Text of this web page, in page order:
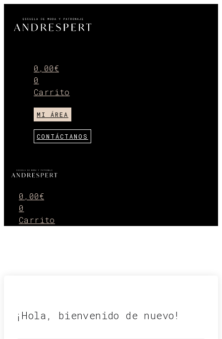
contenido
0,00€
0
Carrito
MI ÁREA
CONTÁCTANOS
0,00€
0
Carrito
¡Hola, bienvenido de nuevo!